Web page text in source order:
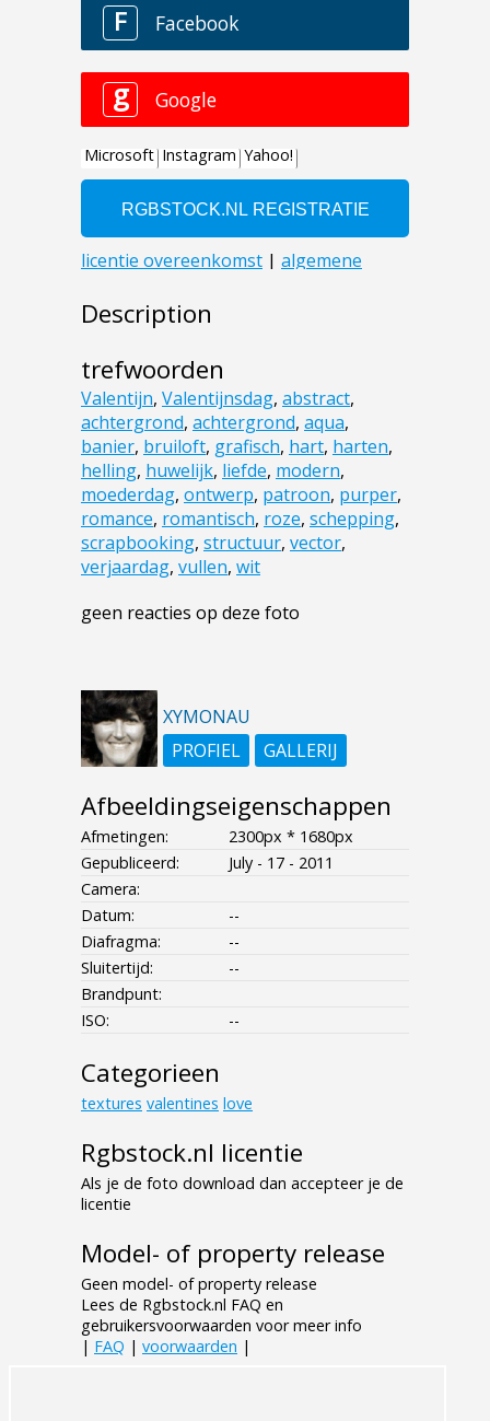
Description
trefwoorden
Valentijn, Valentijnsdag, abstract,
achtergrond, achtergrond, aqua,
banier, bruiloft, grafisch, hart, harten,
helling, huwelijk, liefde, modern,
moederdag, ontwerp, patroon, purper,
romance, romantisch, roze, schepping,
scrapbooking, structuur, vector,
verjaardag, vullen, wit
geen reacties op deze foto
XYMONAU
PROFIEL
GALLERIJ
Afbeeldingseigenschappen
Afmetingen:
2300px * 1680px
Gepubliceerd:
July - 17 - 2011
Camera:
Datum:
--
Diafragma:
--
Sluitertijd:
--
Brandpunt:
ISO:
--
Categorieen
textures valentines love
Rgbstock.nl licentie
Als je de foto download dan accepteer je de
licentie
Model- of property release
Geen model- of property release
Lees de Rgbstock.nl FAQ en
gebruikersvoorwaarden voor meer info
| FAQ | voorwaarden |